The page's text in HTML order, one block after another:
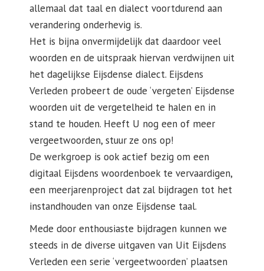
allemaal dat taal en dialect voortdurend aan
verandering onderhevig is.
Het is bijna onvermijdelijk dat daardoor veel
woorden en de uitspraak hiervan verdwijnen uit
het dagelijkse Eijsdense dialect. Eijsdens
Verleden probeert de oude ‘vergeten’ Eijsdense
woorden uit de vergetelheid te halen en in
stand te houden. Heeft U nog een of meer
vergeetwoorden, stuur ze ons op!
De werkgroep is ook actief bezig om een
digitaal Eijsdens woordenboek te vervaardigen,
een meerjarenproject dat zal bijdragen tot het
instandhouden van onze Eijsdense taal.
Mede door enthousiaste bijdragen kunnen we
steeds in de diverse uitgaven van Uit Eijsdens
Verleden een serie ‘vergeetwoorden’ plaatsen